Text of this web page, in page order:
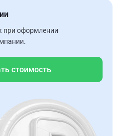
при оформлении
стоимость